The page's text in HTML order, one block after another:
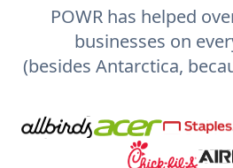
POWR has helped
businesses on
(besides Antarctica,